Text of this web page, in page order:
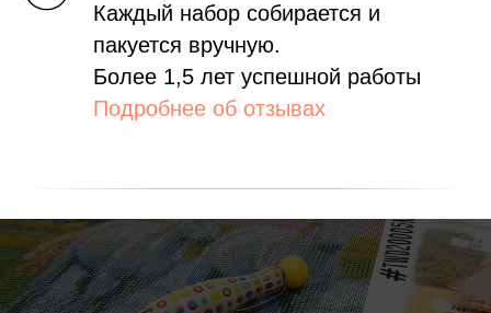
Каждый набор собирается и
пакуется вручную.
Более 1,5 лет успешной работы
Подробнее об отзывах